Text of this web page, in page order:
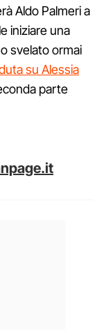
Aldo Palmeri a
iniziare una
svelato ormai
su Alessia
parte